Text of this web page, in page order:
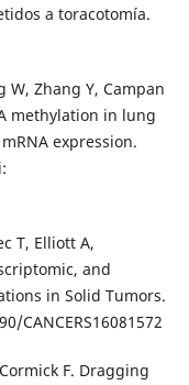
a toracotomía.
W, Zhang Y, Campan
methylation in lung
expression.
T, Elliott A,
and
in Solid Tumors.
CANCERS16081572
F. Dragging